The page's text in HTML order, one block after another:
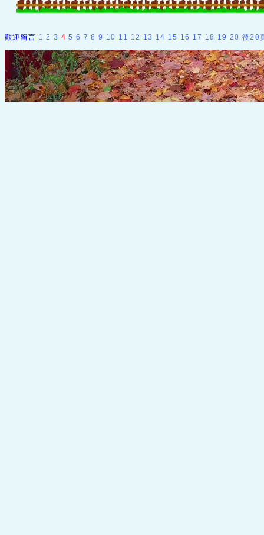
歡迎留言 1 2 3 4 5 6 7 8 9 10 11 12 13 14 15 16 17 18 19 20 後20